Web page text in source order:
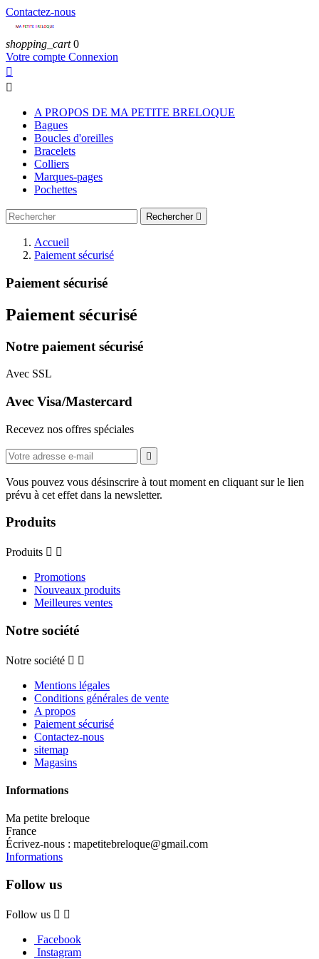
Contactez-nous
shopping_cart 0
Votre compte Connexion


A PROPOS DE MA PETITE BRELOQUE
Bagues
Boucles d'oreilles
Bracelets
Colliers
Marques-pages
Pochettes
Rechercher 
Accueil
Paiement sécurisé
Paiement sécurisé
Paiement sécurisé
Notre paiement sécurisé
Avec SSL
Avec Visa/Mastercard
Recevez nos offres spéciales

Vous pouvez vous désinscrire à tout moment en cliquant sur le lien
prévu à cet effet dans la newsletter.
Produits
Produits  
Promotions
Nouveaux produits
Meilleures ventes
Notre société
Notre société  
Mentions légales
Conditions générales de vente
A propos
Paiement sécurisé
Contactez-nous
sitemap
Magasins
Informations
Ma petite breloque
France
Écrivez-nous : mapetitebreloque@gmail.com
Informations
Follow us
Follow us  
Facebook
Instagram